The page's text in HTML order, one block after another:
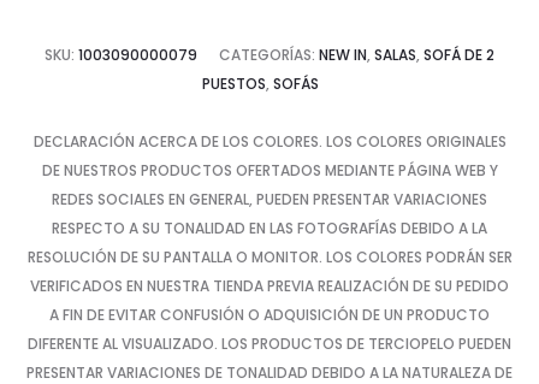
SKU: 1003090000079 CATEGORÍAS: NEW IN, SALAS, SOFÁ DE 2
PUESTOS, SOFÁS
DECLARACIÓN ACERCA DE LOS COLORES. LOS COLORES ORIGINALES
DE NUESTROS PRODUCTOS OFERTADOS MEDIANTE PÁGINA WEB Y
REDES SOCIALES EN GENERAL, PUEDEN PRESENTAR VARIACIONES
RESPECTO A SU TONALIDAD EN LAS FOTOGRAFÍAS DEBIDO A LA
RESOLUCIÓN DE SU PANTALLA O MONITOR. LOS COLORES PODRÁN SER
VERIFICADOS EN NUESTRA TIENDA PREVIA REALIZACIÓN DE SU PEDIDO
A FIN DE EVITAR CONFUSIÓN O ADQUISICIÓN DE UN PRODUCTO
DIFERENTE AL VISUALIZADO. LOS PRODUCTOS DE TERCIOPELO PUEDEN
PRESENTAR VARIACIONES DE TONALIDAD DEBIDO A LA NATURALEZA DE